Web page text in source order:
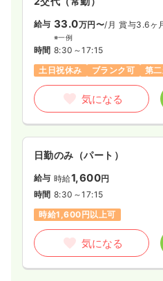
績を誇り、重症化した患者様の
ております。
外科領域では低侵襲な鏡視下手
帰を支援しています。
Flow Management）部門を設置
医師・看護師・ソーシャルワー
後の療養先を共に検討する体制
令和7年4月に救急科を立ち上げ
ます。
東京都新宿区にある同じ系列の
って頂き当院での救急科のレベ
疾患に対応できるよう研鑽を積ん
また、6月に回復期リハビリテー
復期リハビリテーション病棟は
急性期病棟からリハビリ内容を
進める病棟として機能していき
能をもった病棟になりますので
ながら、よりよい病棟になるよ
いきます。
給与 33.0万円〜/月 賞与3.6ヶ
※一例
時間 8:30～17:15
土日祝休み
ブランク可 第
気になる
日勤のみ（パート）
給与 時給1,600円
時間 8:30～17:15
時給1,600円以上可
気になる